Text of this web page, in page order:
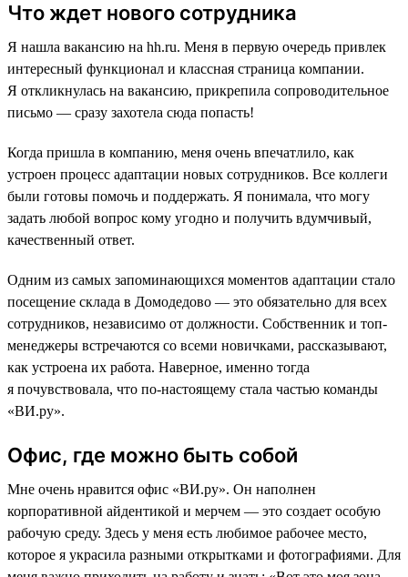
Что ждет нового сотрудника
Я нашла вакансию на hh.ru. Меня в первую очередь привлек
интересный функционал и классная страница компании.
Я откликнулась на вакансию, прикрепила сопроводительное
письмо — сразу захотела сюда попасть!
Когда пришла в компанию, меня очень впечатлило, как
устроен процесс адаптации новых сотрудников. Все коллеги
были готовы помочь и поддержать. Я понимала, что могу
задать любой вопрос кому угодно и получить вдумчивый,
качественный ответ.
Одним из самых запоминающихся моментов адаптации стало
посещение склада в Домодедово — это обязательно для всех
сотрудников, независимо от должности. Собственник и топ-
менеджеры встречаются со всеми новичками, рассказывают,
как устроена их работа. Наверное, именно тогда
я почувствовала, что по-настоящему стала частью команды
«ВИ.ру».
Офис, где можно быть собой
Мне очень нравится офис «ВИ.ру». Он наполнен
корпоративной айдентикой и мерчем — это создает особую
рабочую среду. Здесь у меня есть любимое рабочее место,
которое я украсила разными открытками и фотографиями. Для